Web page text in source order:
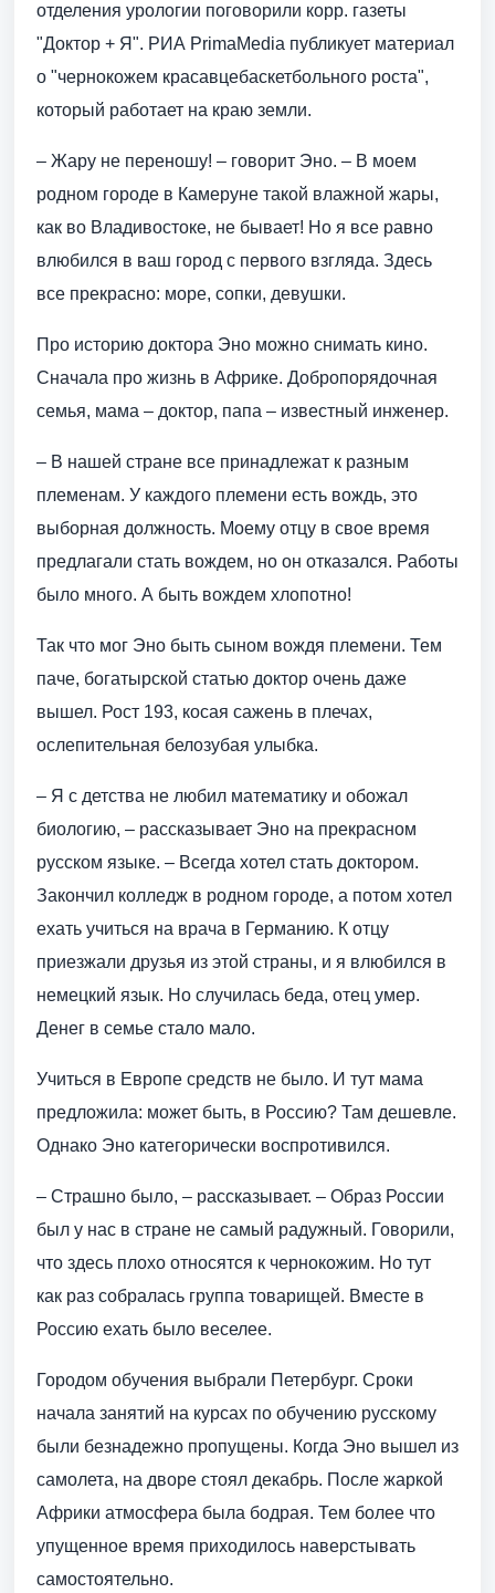
отделения урологии поговорили корр. газеты
"Доктор + Я". РИА PrimaMedia публикует материал
о "чернокожем красавцебаскетбольного роста",
который работает на краю земли.
– Жару не переношу! – говорит Эно. – В моем
родном городе в Камеруне такой влажной жары,
как во Владивостоке, не бывает! Но я все равно
влюбился в ваш город с первого взгляда. Здесь
все прекрасно: море, сопки, девушки.
Про историю доктора Эно можно снимать кино.
Сначала про жизнь в Африке. Добропорядочная
семья, мама – доктор, папа – известный инженер.
– В нашей стране все принадлежат к разным
племенам. У каждого племени есть вождь, это
выборная должность. Моему отцу в свое время
предлагали стать вождем, но он отказался. Работы
было много. А быть вождем хлопотно!
Так что мог Эно быть сыном вождя племени. Тем
паче, богатырской статью доктор очень даже
вышел. Рост 193, косая сажень в плечах,
ослепительная белозубая улыбка.
– Я с детства не любил математику и обожал
биологию, – рассказывает Эно на прекрасном
русском языке. – Всегда хотел стать доктором.
Закончил колледж в родном городе, а потом хотел
ехать учиться на врача в Германию. К отцу
приезжали друзья из этой страны, и я влюбился в
немецкий язык. Но случилась беда, отец умер.
Денег в семье стало мало.
Учиться в Европе средств не было. И тут мама
предложила: может быть, в Россию? Там дешевле.
Однако Эно категорически воспротивился.
– Страшно было, – рассказывает. – Образ России
был у нас в стране не самый радужный. Говорили,
что здесь плохо относятся к чернокожим. Но тут
как раз собралась группа товарищей. Вместе в
Россию ехать было веселее.
Городом обучения выбрали Петербург. Сроки
начала занятий на курсах по обучению русскому
были безнадежно пропущены. Когда Эно вышел из
самолета, на дворе стоял декабрь. После жаркой
Африки атмосфера была бодрая. Тем более что
упущенное время приходилось наверстывать
самостоятельно.